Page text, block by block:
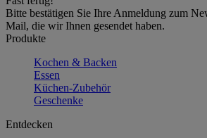
Bitte bestätigen Sie Ihre Anmeldung zum
Mail, die wir Ihnen gesendet haben.
Produkte
Kochen & Backen
Essen
Küchen-Zubehör
Geschenke
Entdecken